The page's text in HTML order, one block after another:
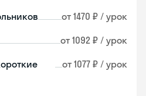
от 1470 ₽ / урок
от 1092 ₽ / урок
от 1077 ₽ / урок